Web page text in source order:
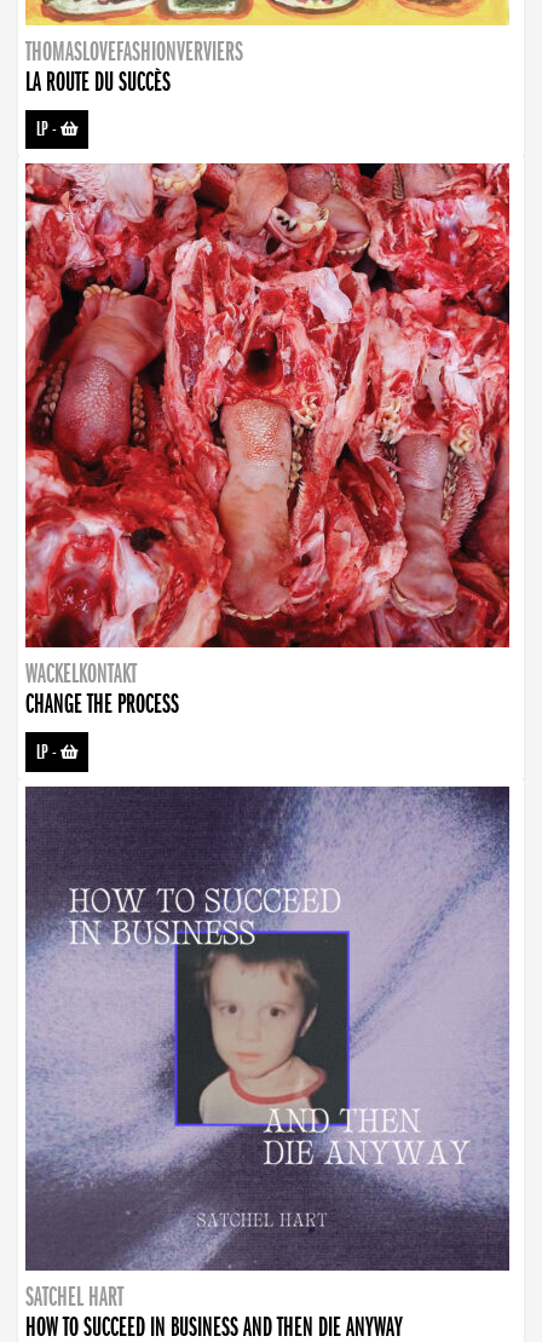
THOMASLOVEFASHIONVERVIERS
LA ROUTE DU SUCCÈS
LP-
WACKELKONTAKT
CHANGE THE PROCESS
LP-
SATCHEL HART
HOW TO SUCCEED IN BUSINESS AND THEN DIE ANYWAY